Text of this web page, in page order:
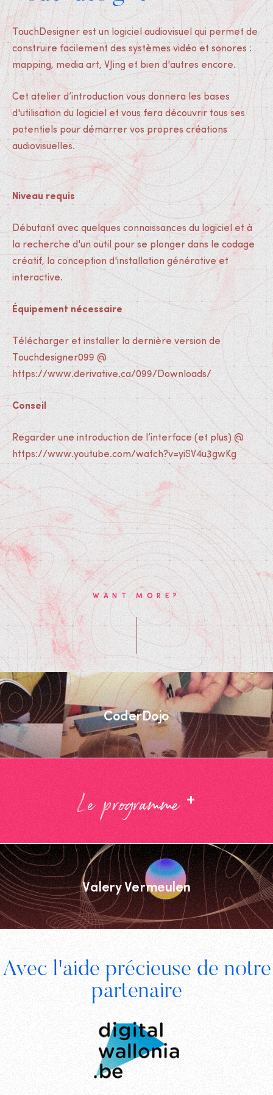
TouchDesigner est un logiciel audiovisuel qui permet de
construire facilement des systèmes vidéo et sonores :
mapping, media art, VJing et bien d'autres encore.
Cet atelier d’introduction vous donnera les bases
d'utilisation du logiciel et vous fera découvrir tous ses
potentiels pour démarrer vos propres créations
audiovisuelles.
Niveau requis
Débutant avec quelques connaissances du logiciel et à
la recherche d'un outil pour se plonger dans le codage
créatif, la conception d'installation générative et
interactive.
Équipement nécessaire
Télécharger et installer la dernière version de
Touchdesigner099 @
https://www.derivative.ca/099/Downloads/
Conseil
Regarder une introduction de l’interface (et plus) @
https://www.youtube.com/watch?v=yiSV4u3gwKg
WANT MORE?
CoderDojo
Le programme +
Valery Vermeulen
Avec l'aide précieuse de notre
partenaireDigital